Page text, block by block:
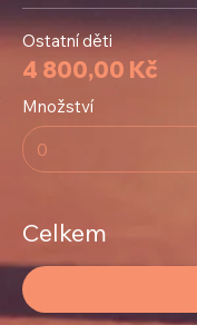
Ostatní děti
4 800,00 Kč
Množství
Celkem